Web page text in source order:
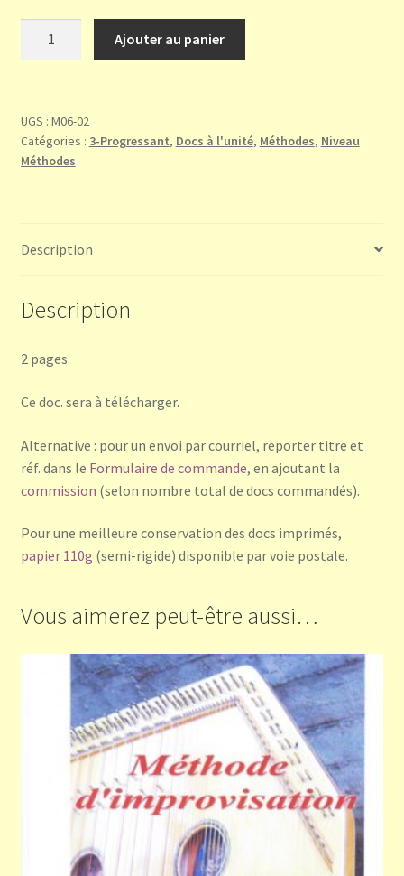
mode
hébraïque
Ajouter au panier
UGS : M06-02
Catégories : 3-Progressant, Docs à l'unité, Méthodes, Niveau
Méthodes
Description
Description
2 pages.
Ce doc. sera à télécharger.
Alternative : pour un envoi par courriel, reporter titre et
réf. dans le Formulaire de commande, en ajoutant la
commission (selon nombre total de docs commandés).
Pour une meilleure conservation des docs imprimés,
papier 110g (semi-rigide) disponible par voie postale.
Vous aimerez peut-être aussi…